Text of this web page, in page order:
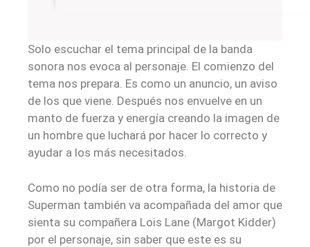
Solo escuchar el tema principal de la banda
sonora nos evoca al personaje. El comienzo del
tema nos prepara. Es como un anuncio, un aviso
de los que viene. Después nos envuelve en un
manto de fuerza y energía creando la imagen de
un hombre que luchará por hacer lo correcto y
ayudar a los más necesitados.
Como no podía ser de otra forma, la historia de
Superman también va acompañada del amor que
sienta su compañera Lois Lane (Margot Kidder)
por el personaje, sin saber que este es su